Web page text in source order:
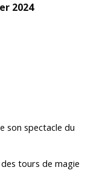
2024
son spectacle du
tours de magie